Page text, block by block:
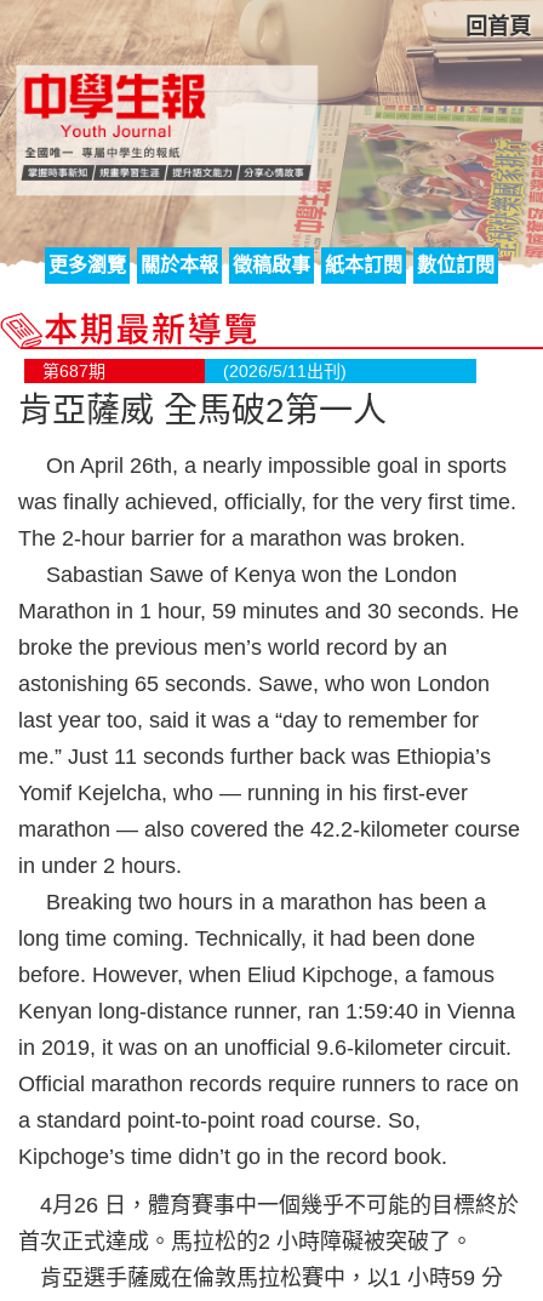
回首頁
更多瀏覽 關於本報 徵稿啟事 紙本訂閱 數位訂閱
第687期 (2026/5/11出刊)
肯亞薩威 全馬破2第一人
On April 26th, a nearly impossible goal in sports
was finally achieved, officially, for the very first time.
The 2-hour barrier for a marathon was broken.
Sabastian Sawe of Kenya won the London
Marathon in 1 hour, 59 minutes and 30 seconds. He
broke the previous men’s world record by an
astonishing 65 seconds. Sawe, who won London
last year too, said it was a “day to remember for
me.” Just 11 seconds further back was Ethiopia’s
Yomif Kejelcha, who — running in his first-ever
marathon — also covered the 42.2-kilometer course
in under 2 hours.
Breaking two hours in a marathon has been a
long time coming. Technically, it had been done
before. However, when Eliud Kipchoge, a famous
Kenyan long-distance runner, ran 1:59:40 in Vienna
in 2019, it was on an unofficial 9.6-kilometer circuit.
Official marathon records require runners to race on
a standard point-to-point road course. So,
Kipchoge’s time didn’t go in the record book.
4月26 日，體育賽事中一個幾乎不可能的目標終於
首次正式達成。馬拉松的2 小時障礙被突破了。
肯亞選手薩威在倫敦馬拉松賽中，以1 小時59 分